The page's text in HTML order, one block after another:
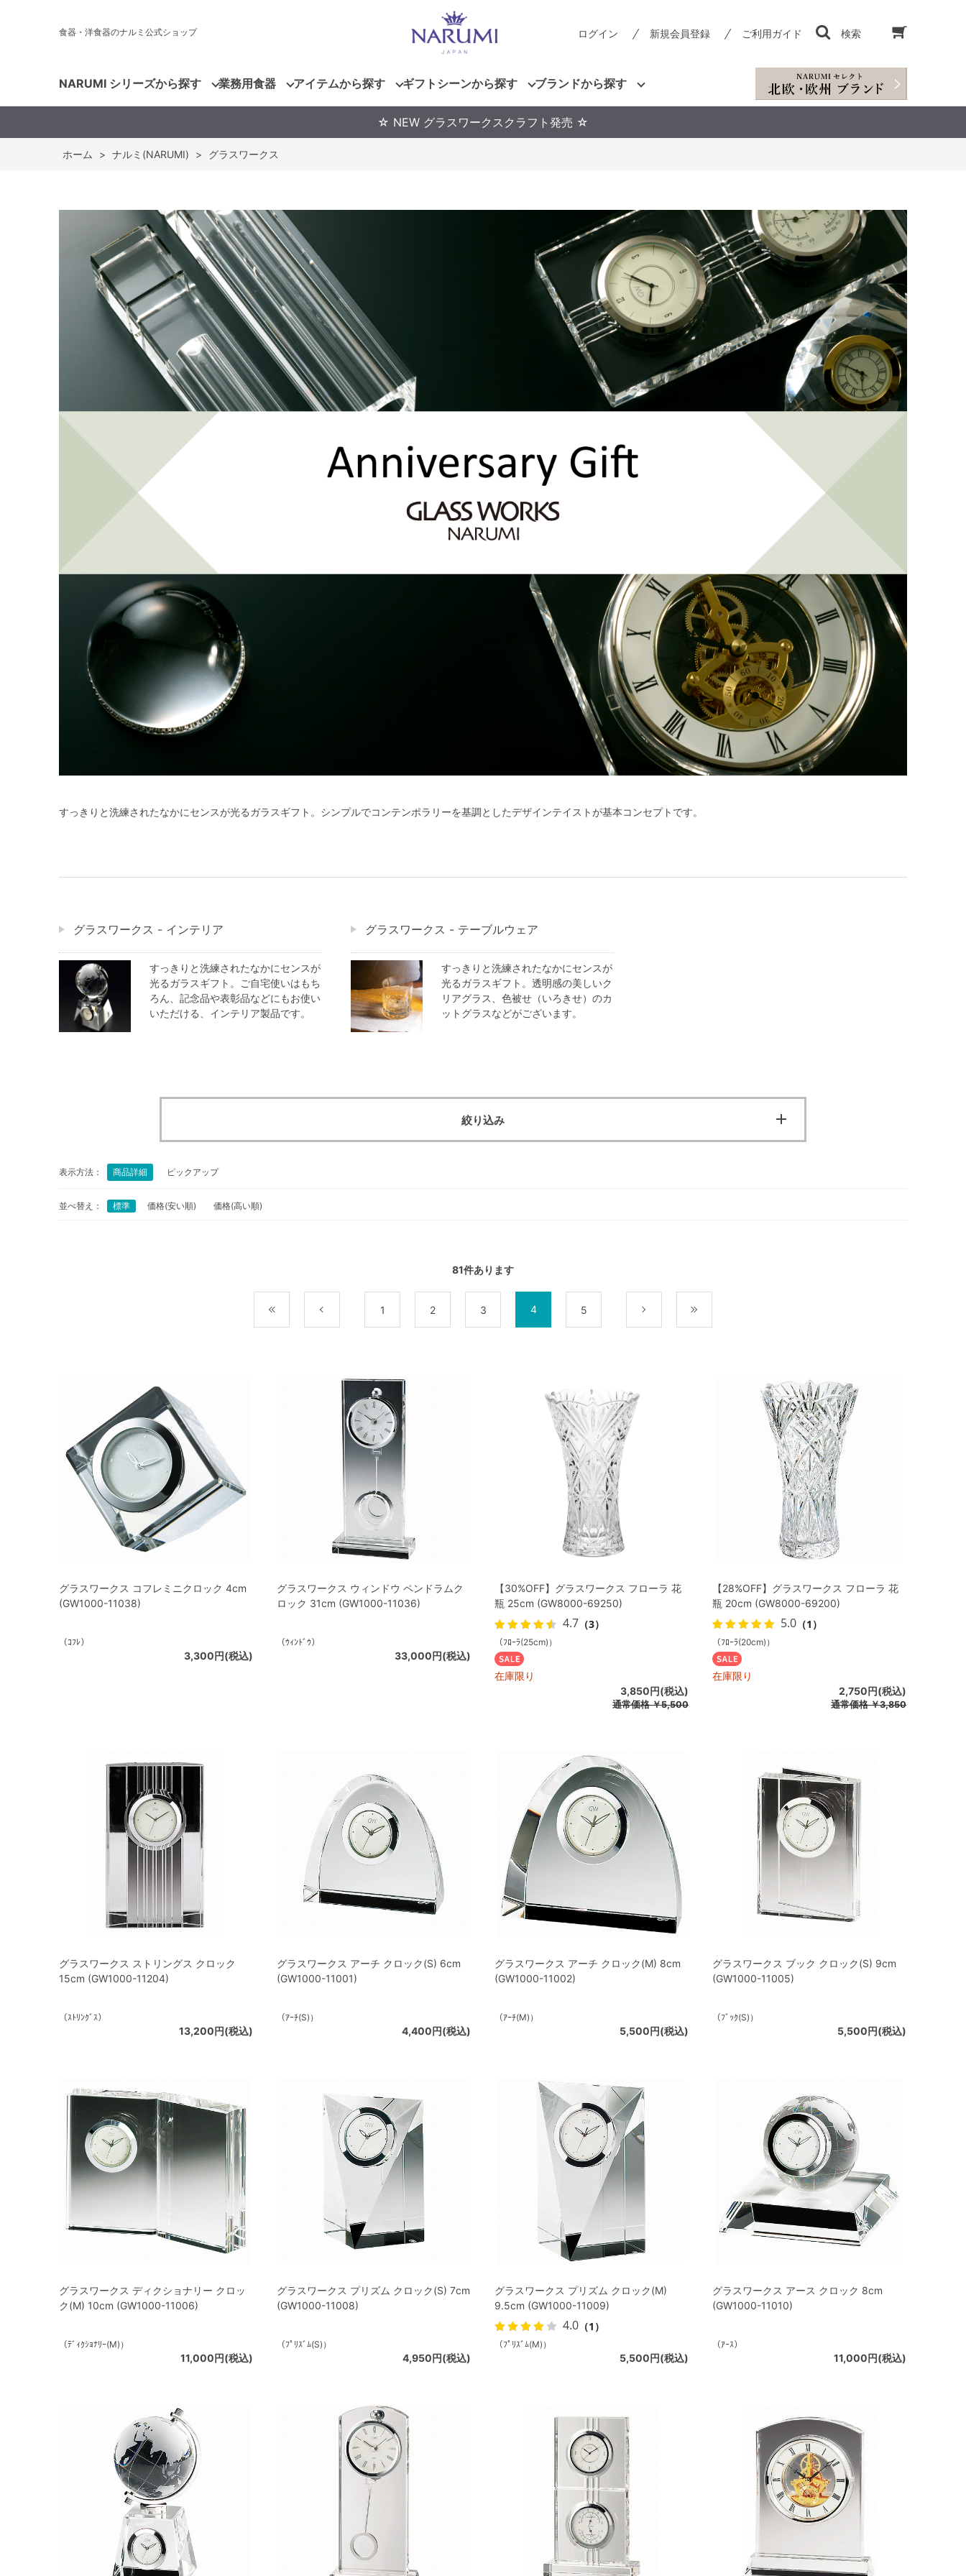
食器・洋食器のナルミ公式ショップ ログイン 新規会員登録 ご利用ガイド 検索
NARUMI シリーズから探す 業務用食器 アイテムから探す ギフトシーンから探す ブランドから探す
☆ NEW グラスワークスクラフト発売 ☆
ホーム > ナルミ(NARUMI) > グラスワークス
すっきりと洗練されたなかにセンスが光るガラスギフト。シンプルでコンテンポラリーを基調としたデザインテイストが基本コンセプトです。
グラスワークス - インテリア
すっきりと洗練されたなかにセンスが
光るガラスギフト。ご自宅使いはもち
ろん、記念品や表彰品などにもお使い
いただける、インテリア製品です。
グラスワークス - テーブルウェア
すっきりと洗練されたなかにセンスが
光るガラスギフト。透明感の美しいク
リアグラス、色被せ（いろきせ）のカ
ットグラスなどがございます。
絞り込み
表示方法： 商品詳細 ピックアップ
並べ替え： 標準 価格(安い順) 価格(高い順)
81件あります
1 2 3 4 5
グラスワークス コフレミニクロック 4cm
(GW1000-11038)
（ｺﾌﾚ）
3,300円(税込)
グラスワークス ウィンドウ ペンドラムク
ロック 31cm (GW1000-11036)
（ｳｨﾝﾄﾞｳ）
33,000円(税込)
【30%OFF】グラスワークス フローラ 花
瓶 25cm (GW8000-69250)
4.7 （3）
（ﾌﾛｰﾗ(25cm)）
在庫限り
3,850円(税込)
通常価格￥5,500
【28%OFF】グラスワークス フローラ 花
瓶 20cm (GW8000-69200)
5.0 （1）
（ﾌﾛｰﾗ(20cm)）
在庫限り
2,750円(税込)
通常価格￥3,850
グラスワークス ストリングス クロック
15cm (GW1000-11204)
（ｽﾄﾘﾝｸﾞｽ）
13,200円(税込)
グラスワークス アーチ クロック(S) 6cm
(GW1000-11001)
（ｱｰﾁ(S)）
4,400円(税込)
グラスワークス アーチ クロック(M) 8cm
(GW1000-11002)
（ｱｰﾁ(M)）
5,500円(税込)
グラスワークス ブック クロック(S) 9cm
(GW1000-11005)
（ﾌﾞｯｸ(S)）
5,500円(税込)
グラスワークス ディクショナリー クロッ
ク(M) 10cm (GW1000-11006)
（ﾃﾞｨｸｼｮﾅﾘｰ(M)）
11,000円(税込)
グラスワークス プリズム クロック(S) 7cm
(GW1000-11008)
（ﾌﾟﾘｽﾞﾑ(S)）
4,950円(税込)
グラスワークス プリズム クロック(M)
9.5cm (GW1000-11009)
4.0 （1）
（ﾌﾟﾘｽﾞﾑ(M)）
5,500円(税込)
グラスワークス アース クロック 8cm
(GW1000-11010)
（ｱｰｽ）
11,000円(税込)